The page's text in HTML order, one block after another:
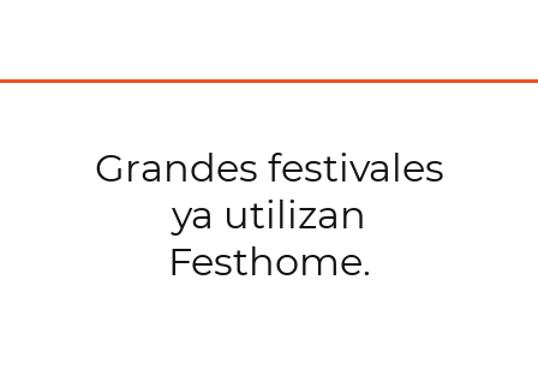
Grandes festivales
ya utilizan
Festhome.